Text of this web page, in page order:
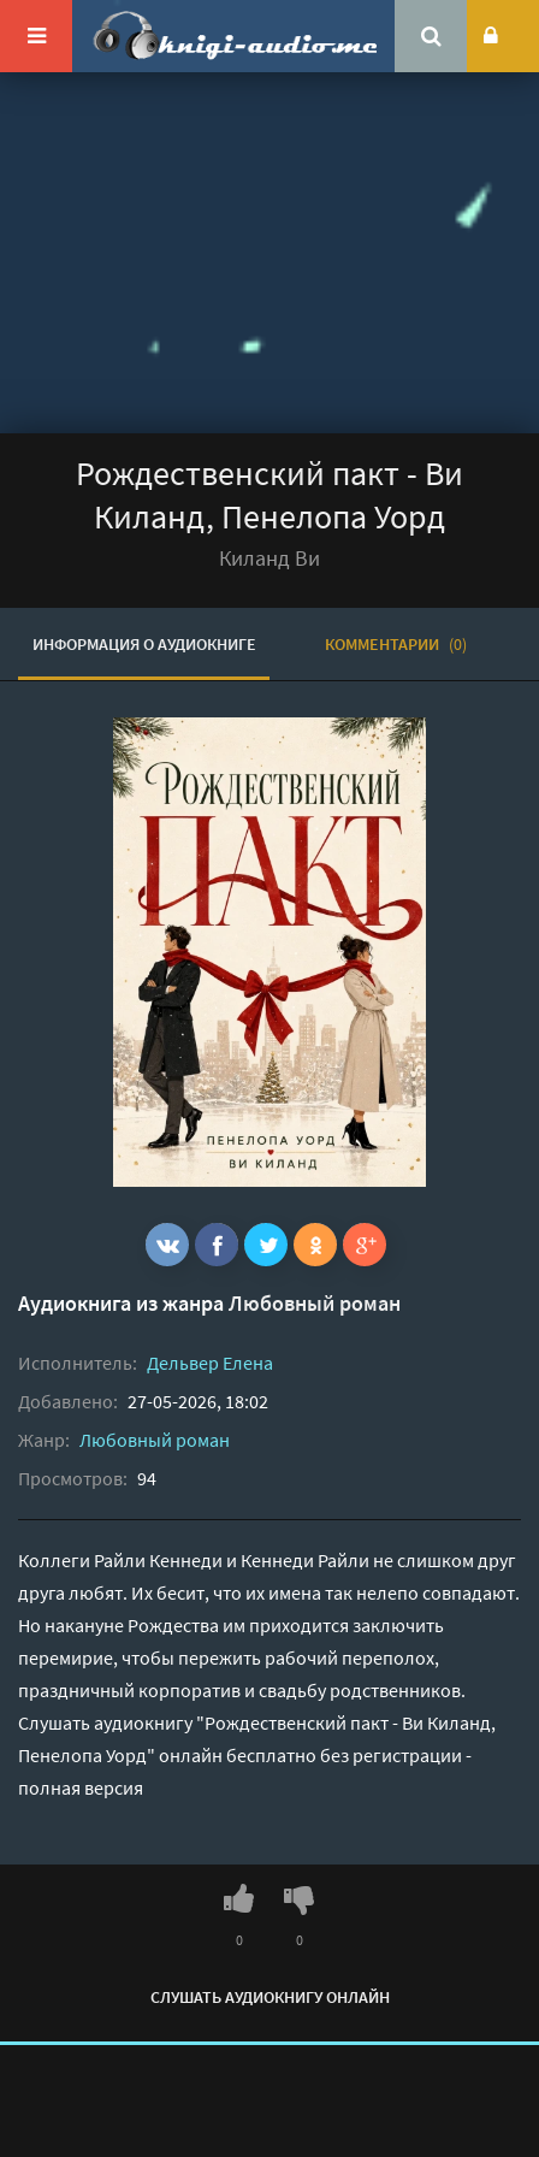
Рождественский пакт - Ви
Киланд, Пенелопа Уорд
Киланд Ви
ИНФОРМАЦИЯ О АУДИОКНИГЕ КОММЕНТАРИИ (0)
Аудиокнига из жанраЛюбовный роман
Исполнитель: Дельвер Елена
Добавлено: 27-05-2026, 18:02
Жанр: Любовный роман
Просмотров: 94
Коллеги Райли Кеннеди и Кеннеди Райли не слишком друг
друга любят. Их бесит, что их имена так нелепо совпадают.
Но накануне Рождества им приходится заключить
перемирие, чтобы пережить рабочий переполох,
праздничный корпоратив и свадьбу родственников.
Слушать аудиокнигу "Рождественский пакт - Ви Киланд,
Пенелопа Уорд" онлайн бесплатно без регистрации -
полная версия
СЛУШАТЬ АУДИОКНИГУ ОНЛАЙН
0 0